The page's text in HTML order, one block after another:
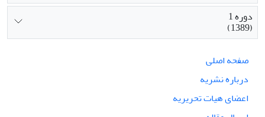
دوره 1
(1389)
صفحه اصلی
درباره نشریه
اعضای هیات تحریریه